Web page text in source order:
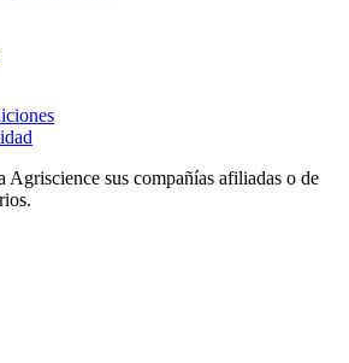
sus compañías afiliadas o de